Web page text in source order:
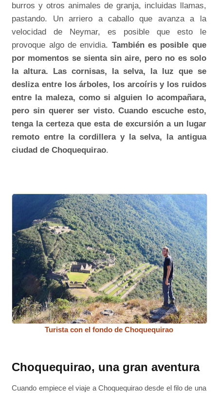
burros y otros animales de granja, incluidas llamas,
pastando. Un arriero a caballo que avanza a la
velocidad de Neymar, es posible que esto le
provoque algo de envidia. También es posible que
por momentos se sienta sin aire, pero no es solo
la altura. Las cornisas, la selva, la luz que se
desliza entre los árboles, los arcoíris y los ruidos
entre la maleza, como si alguien lo acompañara,
pero sin querer ser visto. Cuando escuche esto,
tenga la certeza que esta de excursión a un lugar
remoto entre la cordillera y la selva, la antigua
ciudad de Choquequirao.
Turista con el fondo de Choquequirao
Choquequirao, una gran aventura
Cuando empiece el viaje a Choquequirao desde el filo de una